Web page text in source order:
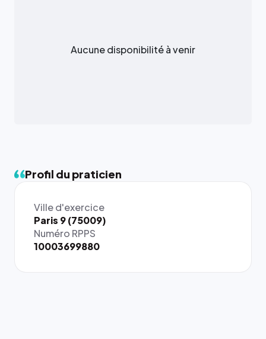
Aucune disponibilité à venir
Profil du praticien
Ville d'exercice
Paris 9 (75009)
Numéro RPPS
10003699880
{# 40×40
: la taille
rendue par
`.profile-